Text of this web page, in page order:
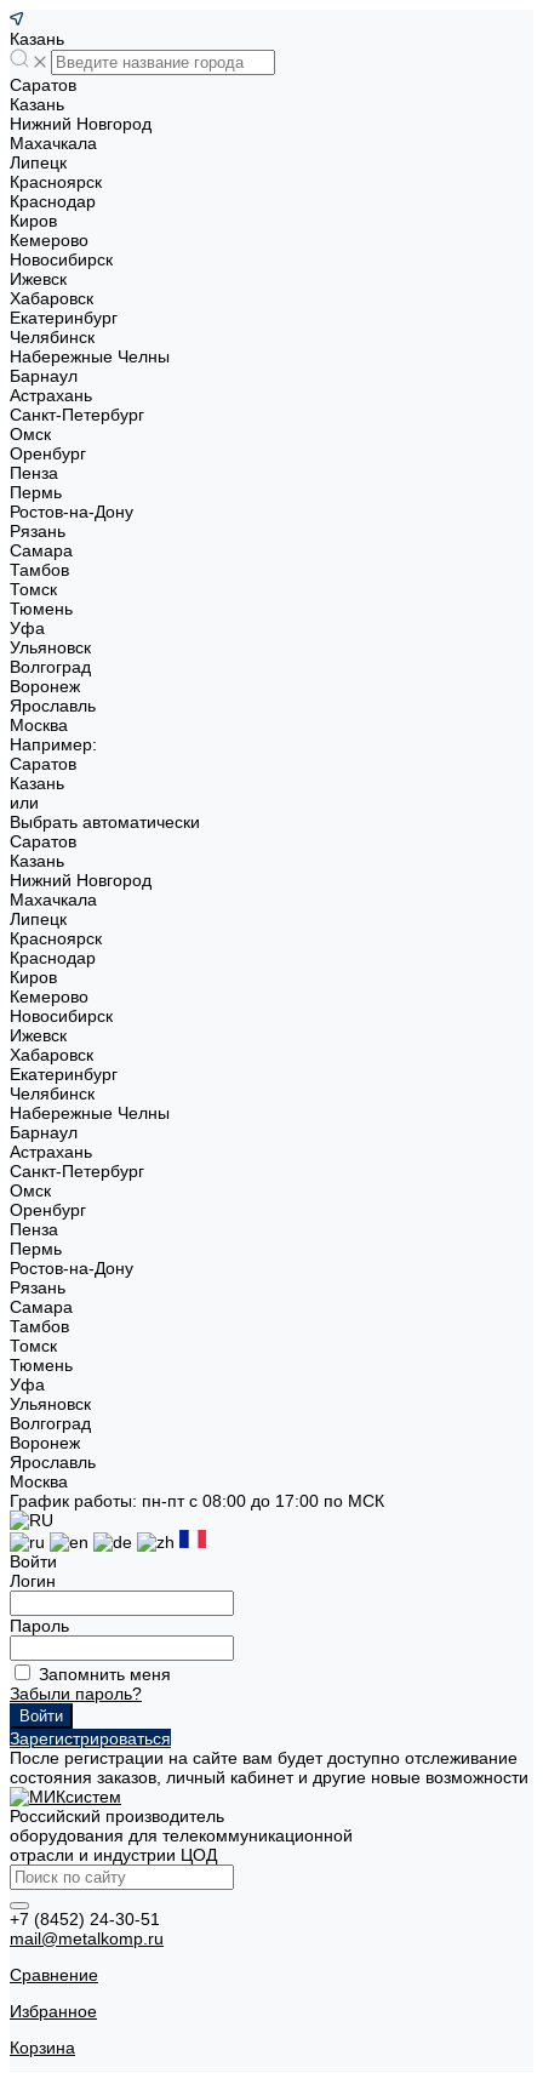
Казань
Саратов
Казань
Нижний Новгород
Махачкала
Липецк
Красноярск
Краснодар
Киров
Кемерово
Новосибирск
Ижевск
Хабаровск
Екатеринбург
Челябинск
Набережные Челны
Барнаул
Астрахань
Санкт-Петербург
Омск
Оренбург
Пенза
Пермь
Ростов-на-Дону
Рязань
Самара
Тамбов
Томск
Тюмень
Уфа
Ульяновск
Волгоград
Воронеж
Ярославль
Москва
Например:
Саратов
Казань
или
Выбрать автоматически
Саратов
Казань
Нижний Новгород
Махачкала
Липецк
Красноярск
Краснодар
Киров
Кемерово
Новосибирск
Ижевск
Хабаровск
Екатеринбург
Челябинск
Набережные Челны
Барнаул
Астрахань
Санкт-Петербург
Омск
Оренбург
Пенза
Пермь
Ростов-на-Дону
Рязань
Самара
Тамбов
Томск
Тюмень
Уфа
Ульяновск
Волгоград
Воронеж
Ярославль
Москва
График работы: пн-пт с 08:00 до 17:00 по МСК
Войти
Логин
Пароль
Запомнить меня
Забыли пароль?
Зарегистрироваться
После регистрации на сайте вам будет доступно отслеживание
состояния заказов, личный кабинет и другие новые возможности
Российский производитель
оборудования для телекоммуникационной
отрасли и индустрии ЦОД
+7 (8452) 24-30-51
mail@metalkomp.ru
Сравнение
Избранное
Корзина